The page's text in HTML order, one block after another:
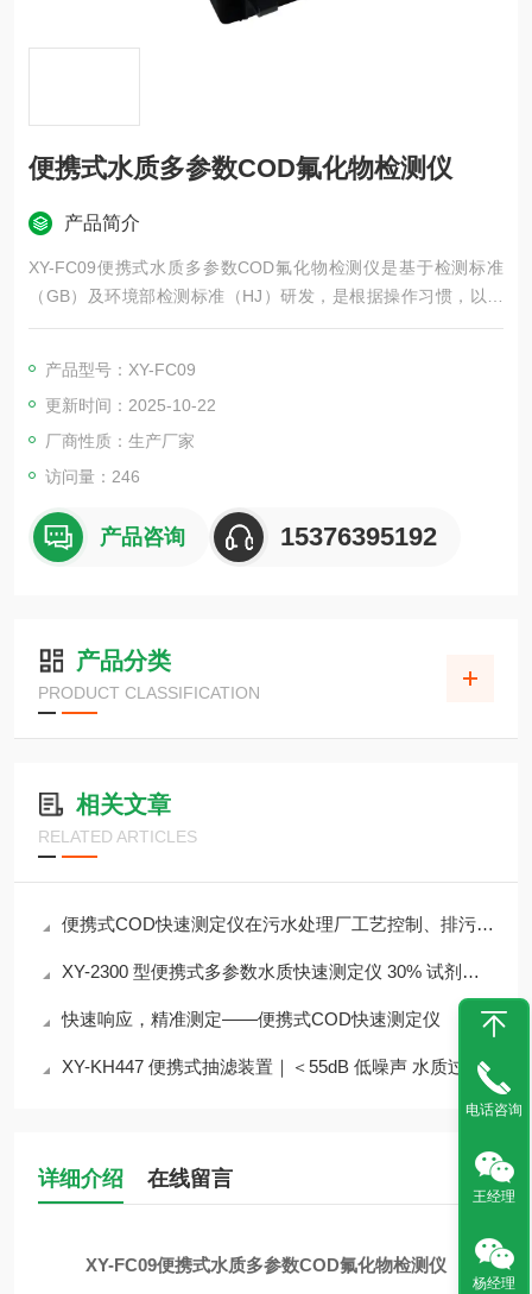
便携式水质多参数COD氟化物检测仪
产品简介
XY-FC09便携式水质多参数COD氟化物检测仪是基于检测标准
（GB）及环境部检测标准（HJ）研发，是根据操作习惯，以一
线检测人员更简单、准确的检测为理念开发的一款便携式快速水
产品型号：XY-FC09
更新时间：2025-10-22
厂商性质：生产厂家
访问量：246
产品咨询 15376395192
产品分类
PRODUCT CLASSIFICATION
相关文章
RELATED ARTICLES
便携式COD快速测定仪在污水处理厂工艺控制、排污口监测中的应用
XY-2300 型便携式多参数水质快速测定仪 30% 试剂节省 检测成本降
快速响应，精准测定——便携式COD快速测定仪
XY-KH447 便携式抽滤装置｜＜55dB 低噪声 水质过滤实验室外场设备介绍
详细介绍 在线留言
XY-FC09便携式水质多参数COD氟化物检测仪
电话咨询
王经理
杨经理